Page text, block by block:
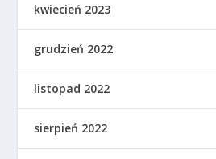
kwiecień 2023
grudzień 2022
listopad 2022
sierpień 2022